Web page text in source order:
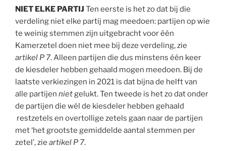
NIET ELKE PARTIJ Ten eerste is het zo dat bij die
verdeling niet elke partij mag meedoen: partijen op wie
te weinig stemmen zijn uitgebracht voor één
Kamerzetel doen niet mee bij deze verdeling, zie
artikel P 7. Alleen partijen die dus minstens één keer
de kiesdeler hebben gehaald mogen meedoen. Bij de
laatste verkiezingen in 2021 is dat bijna de helft van
alle partijen nietgelukt. Ten tweede is het zo dat onder
de partijen die wél de kiesdeler hebben gehaald
restzetels en overtollige zetels gaan naar de partijen
met ‘het grootste gemiddelde aantal stemmen per
zetel’, zie artikel P 7.